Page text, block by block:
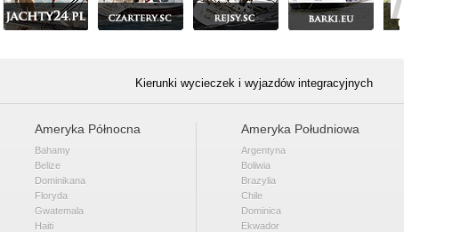
Kierunki wycieczek i wyjazdów integracyjnych
Ameryka Północna
Bahamy
Belize
Dominikana
Floryda
Gwatemala
Haiti
Ameryka Południowa
Argentyna
Boliwia
Brazylia
Chile
Dominica
Ekwador